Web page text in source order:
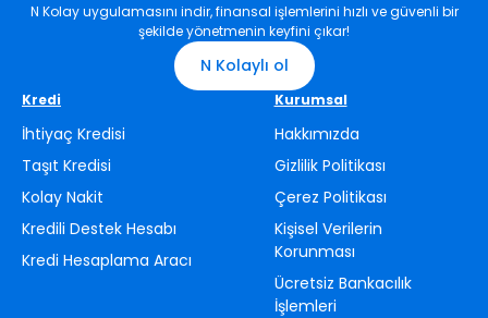
Kredi
İhtiyaç Kredisi
Taşıt Kredisi
Kolay Nakit
Kredili Destek Hesabı
Kredi Hesaplama Aracı
Kurumsal
Hakkımızda
Gizlilik Politikası
Çerez Politikası
Kişisel Verilerin
Korunması
Ücretsiz Bankacılık
İşlemleri
N Kolay uygulamasını indir, finansal işlemlerini hızlı ve güvenli bir
şekilde yönetmenin keyfini çıkar!
N Kolaylı ol